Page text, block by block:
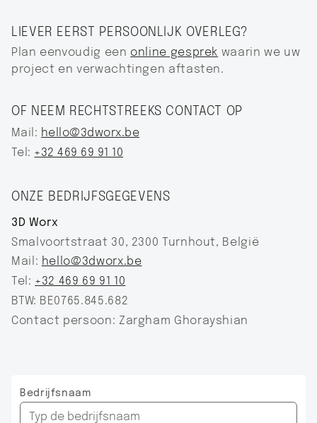
LIEVER EERST PERSOONLIJK OVERLEG?
Plan eenvoudig een online gesprek waarin we uw
project en verwachtingen aftasten.
OF NEEM RECHTSTREEKS CONTACT OP
Mail: hello@3dworx.be
Tel: +32 469 69 91 10
ONZE BEDRIJFSGEGEVENS
3D Worx
Smalvoortstraat 30, 2300 Turnhout, België
Mail: hello@3dworx.be‍
Tel: +32 469 69 91 10
BTW: BE0765.845.682
Contact persoon: Zargham Ghorayshian
Bedrijfsnaam